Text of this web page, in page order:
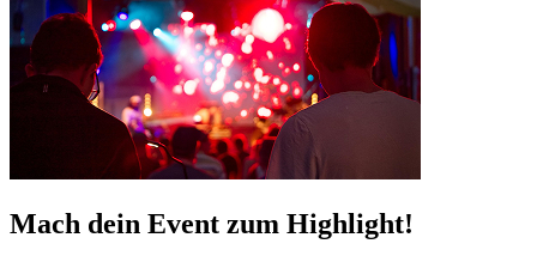
Mach dein Event zum Highlight!